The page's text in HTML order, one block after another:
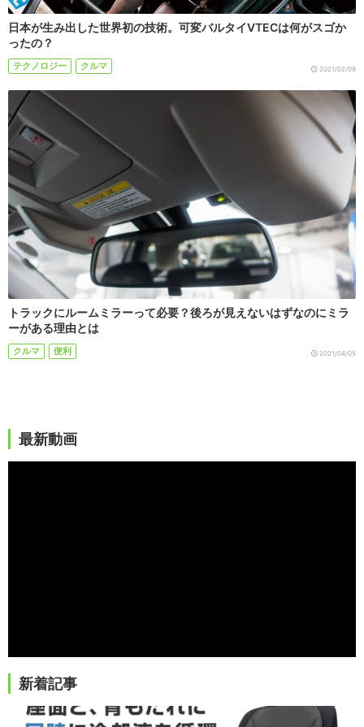
日本が生み出した世界初の技術。可変バルタイVTECは何がスゴか
ったの？
テクノロジー クルマ 2021/02/09
トラックにルームミラーって必要？後ろが見えないはずなのにミラ
ーがある理由とは
クルマ 便利 2021/04/05
最新動画
新着記事